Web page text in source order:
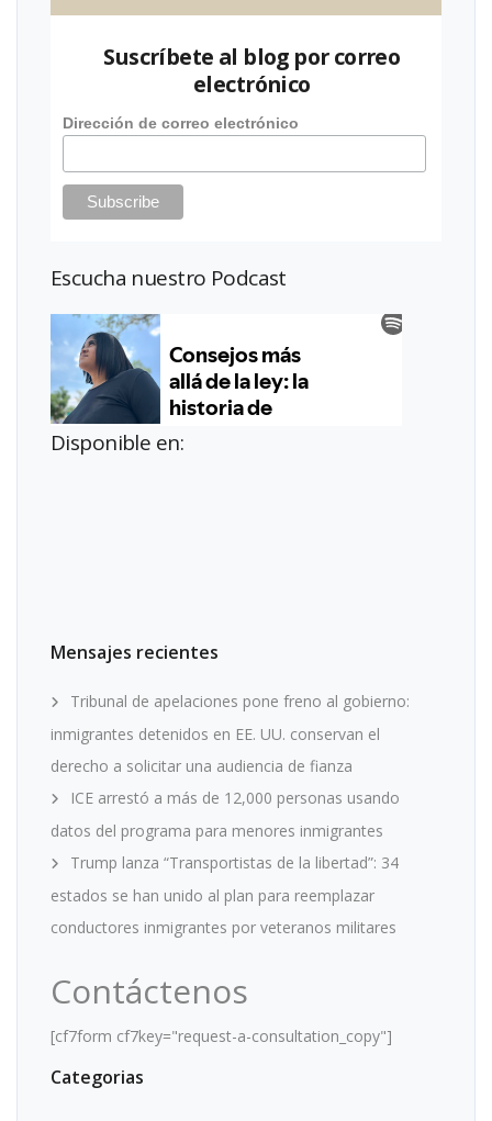
Suscríbete al blog por correo
electrónico
Dirección de correo electrónico
Escucha nuestro Podcast
Disponible en:
Mensajes recientes
Tribunal de apelaciones pone freno al gobierno:
inmigrantes detenidos en EE. UU. conservan el
derecho a solicitar una audiencia de fianza
ICE arrestó a más de 12,000 personas usando
datos del programa para menores inmigrantes
Trump lanza “Transportistas de la libertad”: 34
estados se han unido al plan para reemplazar
conductores inmigrantes por veteranos militares
Contáctenos
[cf7form cf7key="request-a-consultation_copy"]
Categorias